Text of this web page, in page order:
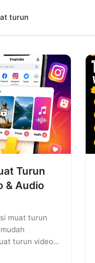
turun
Turun
& Audio
muat turun
turun video...